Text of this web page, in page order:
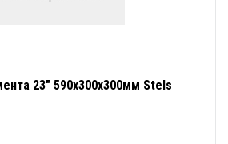
23" 590х300х300мм Stels